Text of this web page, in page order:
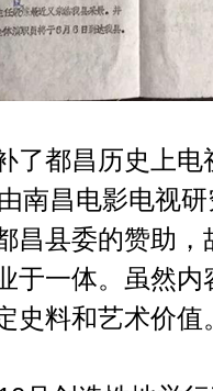
都昌历史上电
南昌电影电视
昌县委的赞助
于一体。虽然
史料和艺术价值